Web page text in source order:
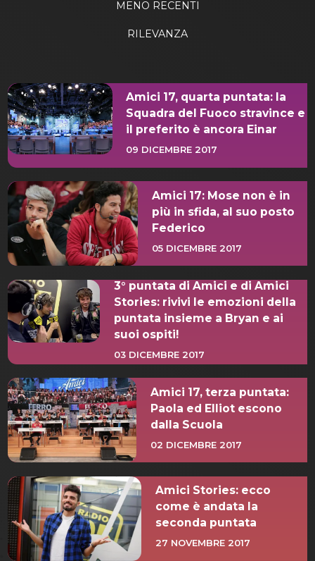
MENO RECENTI
RILEVANZA
Amici 17, quarta puntata: la
Squadra del Fuoco stravince e
il preferito è ancora Einar
09 DICEMBRE 2017
Amici 17: Mose non è in
più in sfida, al suo posto
Federico
05 DICEMBRE 2017
3° puntata di Amici e di Amici
Stories: rivivi le emozioni della
puntata insieme a Bryan e ai
suoi ospiti!
03 DICEMBRE 2017
Amici 17, terza puntata:
Paola ed Elliot escono
dalla Scuola
02 DICEMBRE 2017
Amici Stories: ecco
come è andata la
seconda puntata
27 NOVEMBRE 2017